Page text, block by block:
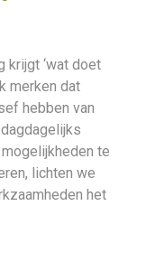
krijgt ‘wat doet
merken dat
hebben van
te
lichten we
het